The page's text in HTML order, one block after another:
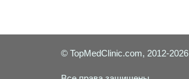
© TopMedClinic.com, 2012-2026